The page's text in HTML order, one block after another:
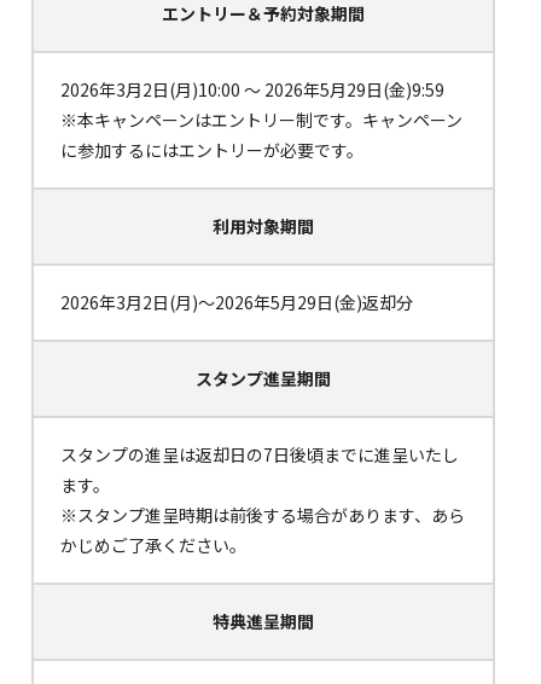
エントリー＆予約対象期間
2026年3月2日(月)10:00 ～ 2026年5月29日(金)9:59
※本キャンペーンはエントリー制です。キャンペーン
に参加するにはエントリーが必要です。
利用対象期間
2026年3月2日(月)～2026年5月29日(金)返却分
スタンプ進呈期間
スタンプの進呈は返却日の7日後頃までに進呈いたし
ます。
※スタンプ進呈時期は前後する場合があります、あら
かじめご了承ください。
特典進呈期間